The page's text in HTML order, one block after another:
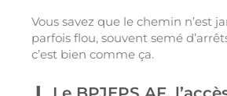
Vous savez que le chemin n’est
parfois flou, souvent semé
c’est bien comme ça.